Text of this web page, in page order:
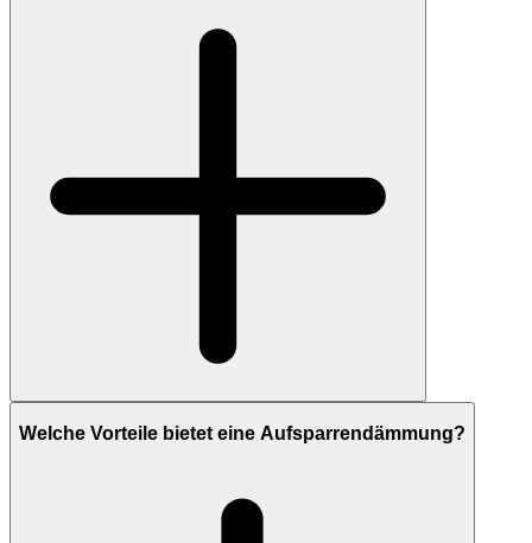
Welche Vorteile bietet eine Aufsparrendämmung?